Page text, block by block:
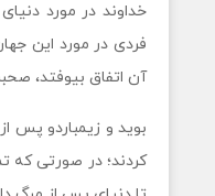
خداوند در مورد
فردی در مورد این
آن اتفاق بیوفتد،
بوید و زیمباردو پس
کردند؛ در صورتی که